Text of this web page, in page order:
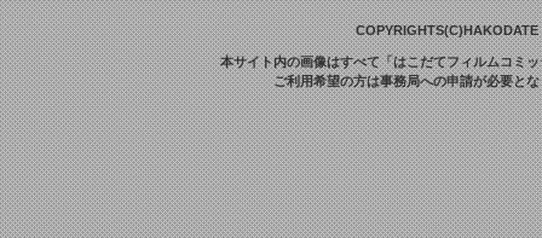
本サイト内の画像はすべて「はこだてフィルムコミ
ご利用希望の方は事務局への申請が必要と